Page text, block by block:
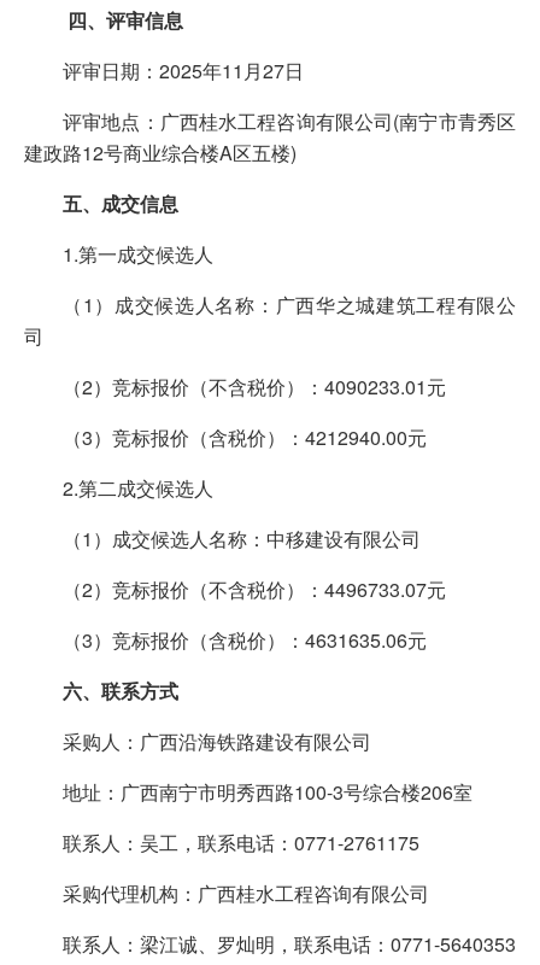
四、评审信息
评审日期：2025年11月27日
评审地点：广西桂水工程咨询有限公司(南宁市青秀区
建政路12号商业综合楼A区五楼)
五、成交信息
1.第一成交候选人
（1）成交候选人名称：广西华之城建筑工程有限公
司
（2）竞标报价（不含税价）：4090233.01元
（3）竞标报价（含税价）：4212940.00元
2.第二成交候选人
（1）成交候选人名称：中移建设有限公司
（2）竞标报价（不含税价）：4496733.07元
（3）竞标报价（含税价）：4631635.06元
六、联系方式
采购人：广西沿海铁路建设有限公司
地址：广西南宁市明秀西路100-3号综合楼206室
联系人：吴工，联系电话：0771-2761175
采购代理机构：广西桂水工程咨询有限公司
联系人：梁江诚、罗灿明，联系电话：0771-5640353